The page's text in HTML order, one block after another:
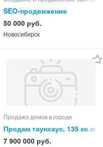
SEO-продвижение
50 000 руб.
Новосибирск
Продажа домов в городе
Продам таунхаус, 135 кв.м
7 900 000 руб.